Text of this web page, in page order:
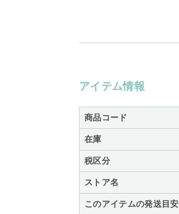
アイテム情報
商品コード
在庫
税区分
ストア名
このアイテムの発送目安